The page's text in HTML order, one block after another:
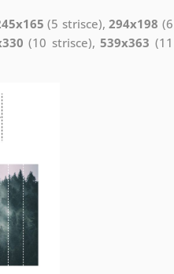
(5 strisce),294x198 (6
(10 strisce),539x363 (11